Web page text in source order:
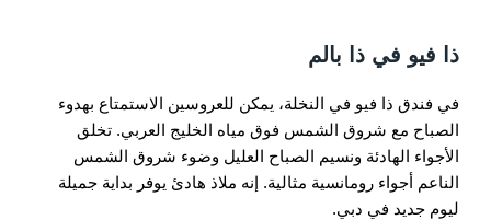
ذا فيو في ذا بالم
في فندق ذا فيو في النخلة، يمكن للعروسين الاستمتاع بهدوء
الصباح مع شروق الشمس فوق مياه الخليج العربي. تخلق
الأجواء الهادئة ونسيم الصباح العليل وضوء شروق الشمس
الناعم أجواء رومانسية مثالية. إنه ملاذ هادئ يوفر بداية جميلة
ليوم جديد في دبي.